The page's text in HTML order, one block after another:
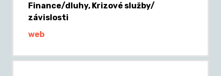
Finance/dluhy, Krizové služby/
závislosti
web